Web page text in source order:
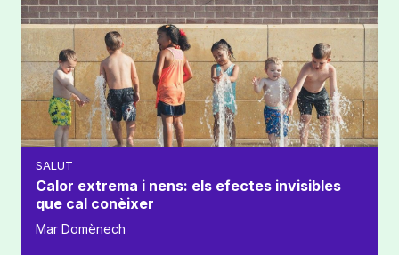
SALUT
Calor extrema i nens: els efectes invisibles
que cal conèixer
Mar Domènech